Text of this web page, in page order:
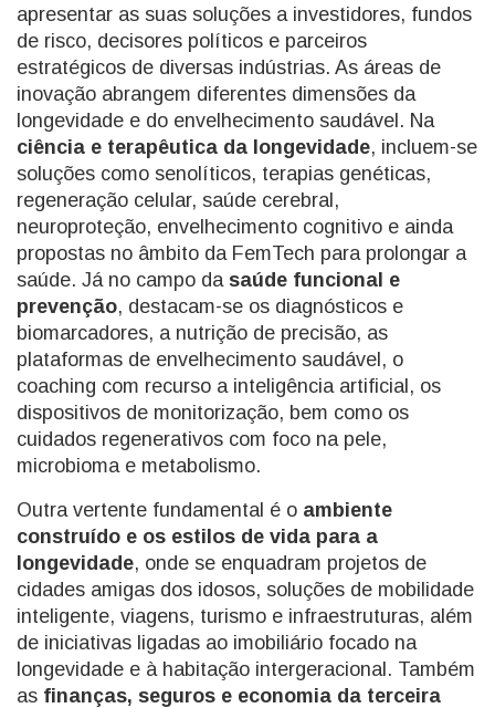
apresentar as suas soluções a investidores, fundos
de risco, decisores políticos e parceiros
estratégicos de diversas indústrias. As áreas de
inovação abrangem diferentes dimensões da
longevidade e do envelhecimento saudável. Na
ciência e terapêutica da longevidade, incluem-se
soluções como senolíticos, terapias genéticas,
regeneração celular, saúde cerebral,
neuroproteção, envelhecimento cognitivo e ainda
propostas no âmbito da FemTech para prolongar a
saúde. Já no campo da saúde funcional e
prevenção, destacam-se os diagnósticos e
biomarcadores, a nutrição de precisão, as
plataformas de envelhecimento saudável, o
coaching com recurso a inteligência artificial, os
dispositivos de monitorização, bem como os
cuidados regenerativos com foco na pele,
microbioma e metabolismo.
Outra vertente fundamental é o ambiente
construído e os estilos de vida para a
longevidade, onde se enquadram projetos de
cidades amigas dos idosos, soluções de mobilidade
inteligente, viagens, turismo e infraestruturas, além
de iniciativas ligadas ao imobiliário focado na
longevidade e à habitação intergeracional. Também
as finanças, seguros e economia da terceira